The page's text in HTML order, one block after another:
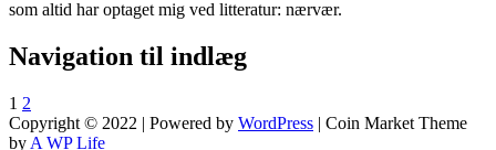
som altid har optaget mig ved litteratur: nærvær.
Navigation til indlæg
1 2
Copyright © 2022 | Powered by WordPress | Coin Market Theme
by A WP Life